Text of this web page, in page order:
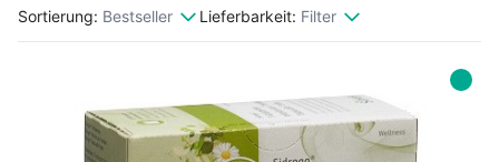
Sortierung: Bestseller Lieferbarkeit: Filter